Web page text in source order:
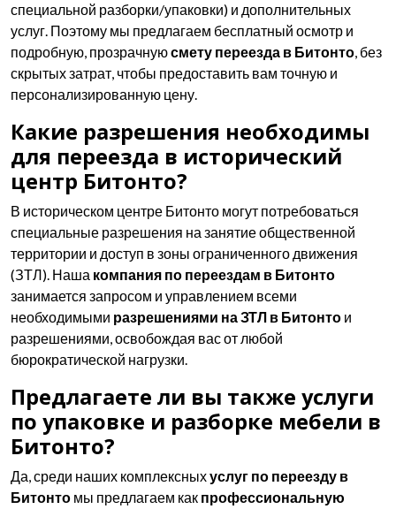
специальной разборки/упаковки) и дополнительных
услуг. Поэтому мы предлагаем бесплатный осмотр и
подробную, прозрачнуюсмету переезда в Битонто, без
скрытых затрат, чтобы предоставить вам точную и
персонализированную цену.
Какие разрешения необходимы
для переезда в исторический
центр Битонто?
В историческом центре Битонто могут потребоваться
специальные разрешения на занятие общественной
территории и доступ в зоны ограниченного движения
(ЗТЛ). Наша компания по переездам в Битонто
занимается запросом и управлением всеми
необходимыми разрешениями на ЗТЛ в Битонто и
разрешениями, освобождая вас от любой
бюрократической нагрузки.
Предлагаете ли вы также услуги
по упаковке и разборке мебели в
Битонто?
Да, среди наших комплексныхуслуг по переезду в
Битонто мы предлагаем как профессиональную